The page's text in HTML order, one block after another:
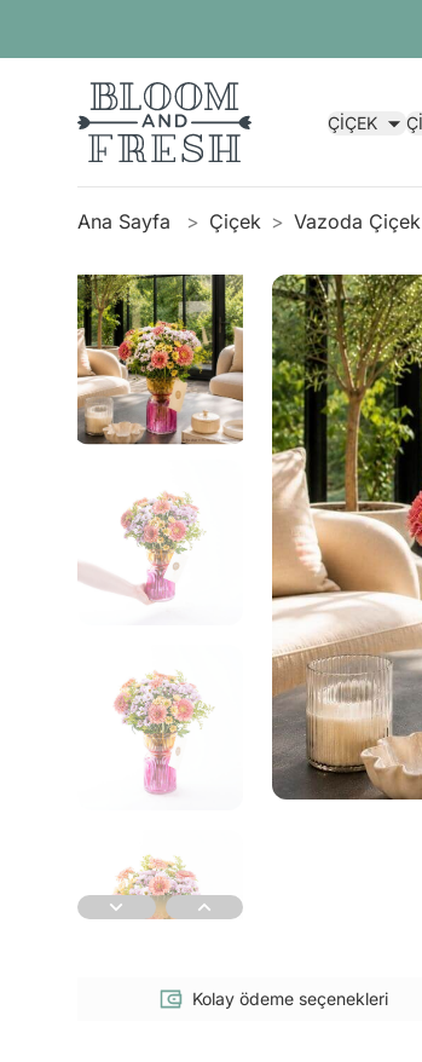
ÇİÇEK
Ana Sayfa Çiçek Vazoda Çiçek
Kolay ödeme seçenekleri